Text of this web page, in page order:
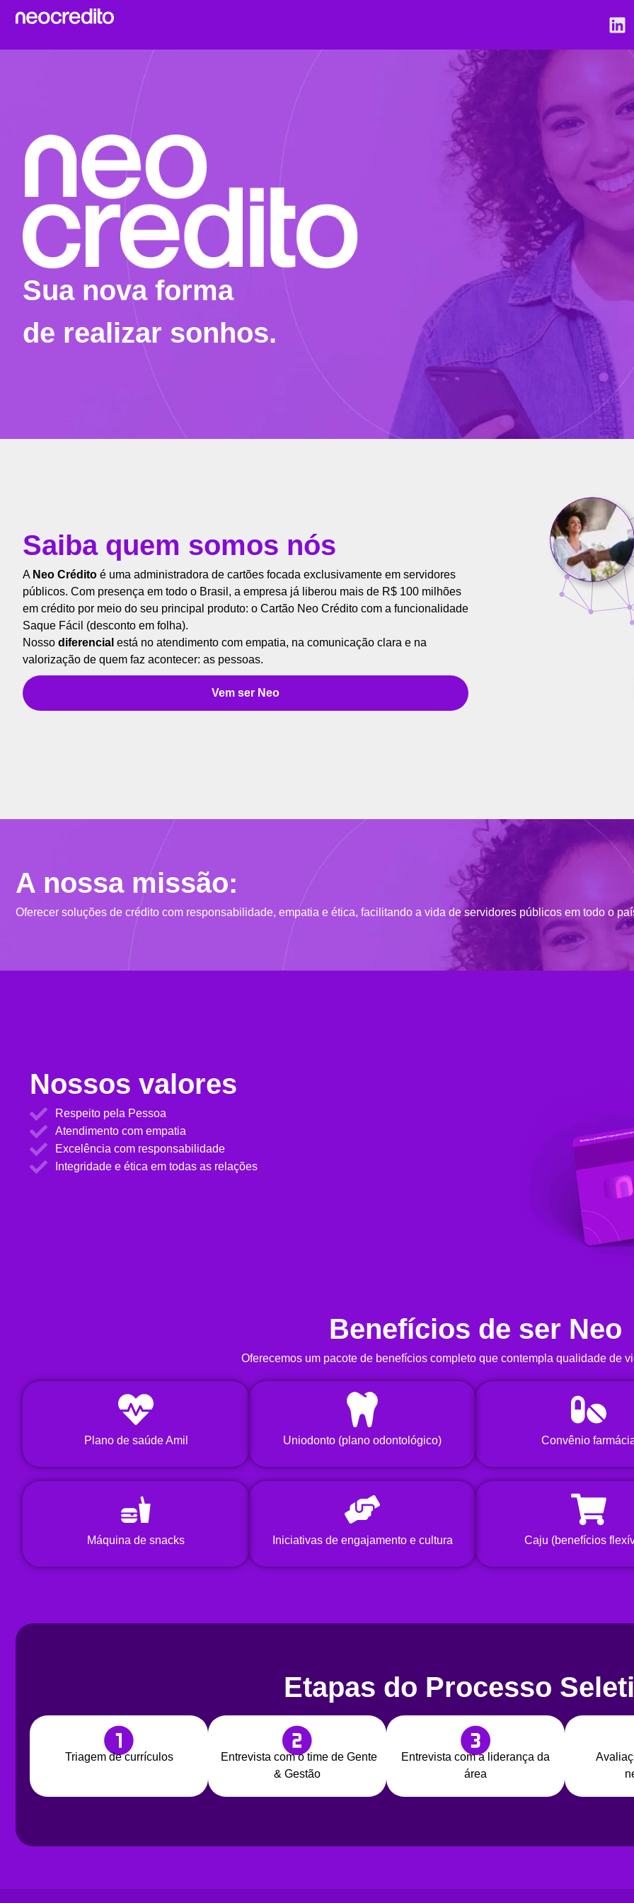
Sua nova forma
de realizar sonhos.
Saiba quem somos nós
A Neo Crédito é uma administradora de cartões focada exclusivamente em servidores
públicos. Com presença em todo o Brasil, a empresa já liberou mais de R$ 100 milhões
em crédito por meio do seu principal produto: o Cartão Neo Crédito com a funcionalidade
Saque Fácil (desconto em folha).
Nosso diferencial está no atendimento com empatia, na comunicação clara e na
valorização de quem faz acontecer: as pessoas.
Vem ser Neo
A nossa missão:
Oferecer soluções de crédito com responsabilidade, empatia e ética, facilitando a vida de servidores públicos em todo o
Nossos valores
Respeito pela Pessoa
Atendimento com empatia
Excelência com responsabilidade
Integridade e ética em todas as relações
Benefícios de ser Neo
Oferecemos um pacote de benefícios completo que contempla qualidade de
Plano de saúde Amil Uniodonto (plano odontológico) Convênio
Máquina de snacks Iniciativas de engajamento e cultura Caju (benefícios
Etapas do Processo
Triagem de currículos
Entrevista com o time de Gente
& Gestão
Entrevista com a liderança da
área